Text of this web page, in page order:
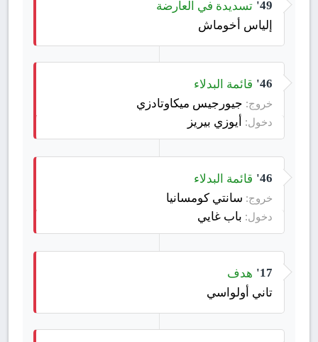
49' تسديدة في العارضة
إلياس أخوماش
46' قائمة البدلاء
خروج: جيورجيس ميكاوتادزي
دخول: أيوزي بيريز
46' قائمة البدلاء
خروج: سانتي كومسانيا
دخول: باب غايي
17'
هدف
تاني أولواسي